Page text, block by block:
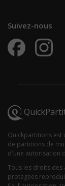
Suivez-nous
Quickpartitions est
de partitions de
d'une autorisation
Tous les droits
protégées